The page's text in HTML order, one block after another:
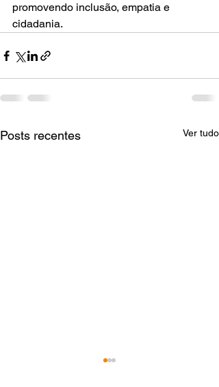
promovendo inclusão, empatia e
cidadania.
Posts recentes Ver tudo